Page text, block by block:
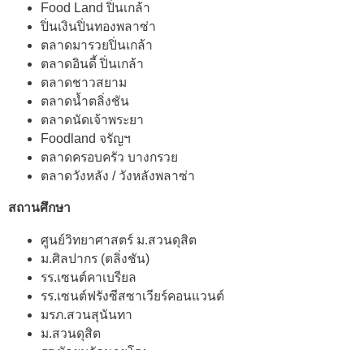
Food Land ปิ่นเกล้า
ปิ่นเงินปิ่นทองพลาซ่า
ตลาดมารวยปิ่นเกล้า
ตลาดอินดี้ ปิ่นเกล้า
ตลาดชาวสยาม
ตลาดน้ำตลิ่งชัน
ตลาดนัดเจ้าพระยา
Foodland จรัญฯ
ตลาดครอบครัว บางกรวย
ตลาดวังหลัง / วังหลังพลาซ่า
สถานศึกษา
ศูนย์วิทยาศาสตร์ ม.สวนดุสิต
ม.ศิลปากร (ตลิ่งชัน)
รร.เซนต์คาเบรียล
รร.เซนต์ฟรังซีสซาเวียร์คอนแวนต์
มรภ.สวนสุนันทา
ม.สวนดุสิต